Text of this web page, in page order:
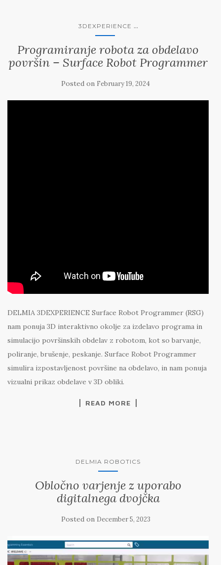
3DEXPERIENCE ...
Programiranje robota za obdelavo
površin – Surface Robot Programmer
Posted on February 19, 2024
DELMIA 3DEXPERIENCE Surface Robot Programmer (RSG)
nam ponuja 3D interaktivno okolje za izdelavo programa in
simulacijo površinskih obdelav z robotom, kot so barvanje,
poliranje, brušenje, peskanje. Surface Robot Programmer
simulira izpostavljenost površine na obdelavo, in nam ponuja
vizualni prikaz obdelave v 3D obliki.
READ MORE
DELMIA ROBOTICS
Obločno varjenje z uporabo
digitalnega dvojčka
Posted on December 5, 2023